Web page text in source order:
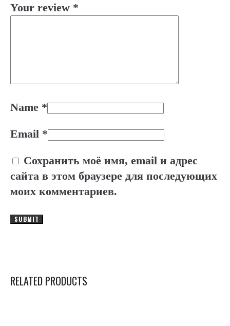
Your review *
Name *
Email *
Сохранить моё имя, email и адрес
сайта в этом браузере для последующих
моих комментариев.
RELATED PRODUCTS